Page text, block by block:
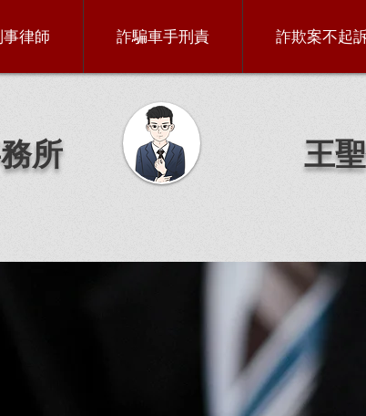
律師 詐騙車手刑責 詐欺案不起
所 王